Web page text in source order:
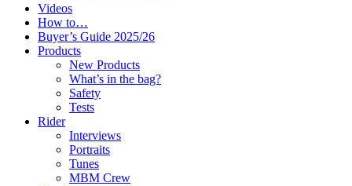
Videos
How to…
Buyer’s Guide 2025/26
Products
New Products
What’s in the bag?
Safety
Tests
Rider
Interviews
Portraits
Tunes
MBM Crew